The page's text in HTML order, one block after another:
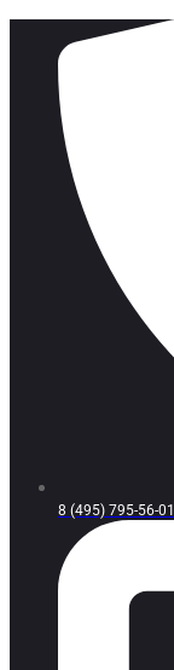
8 (495) 795-56-01